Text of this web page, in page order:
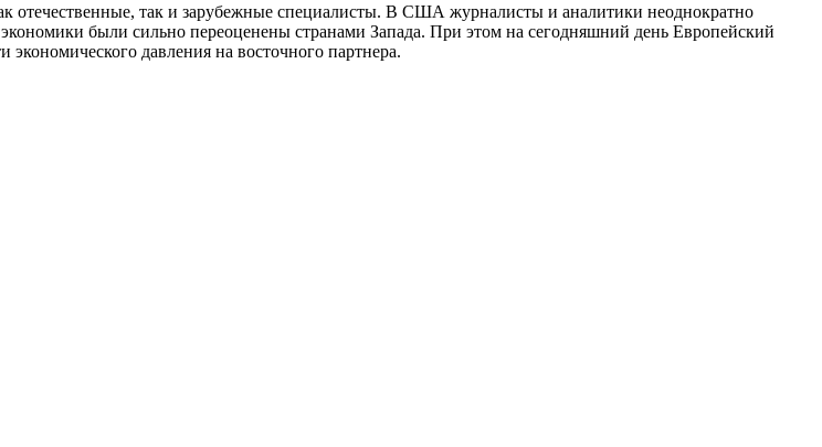
отечественные, так и зарубежные специалисты. В США журналисты и аналитики неоднократно
были сильно переоценены странами Запада. При этом на сегодняшний день Европейский
давления на восточного партнера.